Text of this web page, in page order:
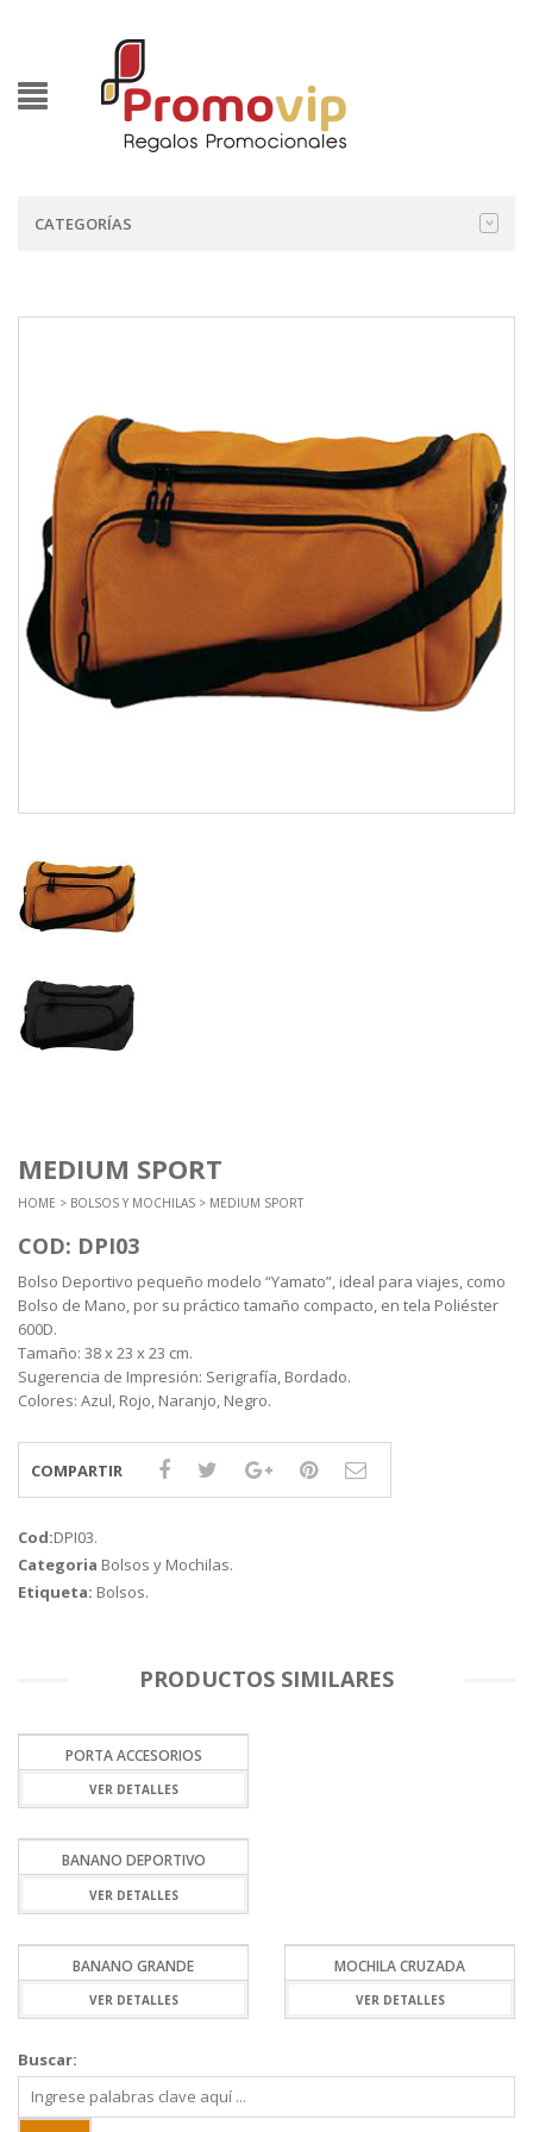
CATEGORÍAS
MEDIUM SPORT
HOME > BOLSOS Y MOCHILAS > MEDIUM SPORT
COD: DPI03
Bolso Deportivo pequeño modelo “Yamato”, ideal para viajes, como
Bolso de Mano, por su práctico tamaño compacto, en tela Poliéster
600D.
Tamaño: 38 x 23 x 23 cm.
Sugerencia de Impresión: Serigrafía, Bordado.
Colores: Azul, Rojo, Naranjo, Negro.
COMPARTIR
Cod:DPI03.
Categoria Bolsos y Mochilas.
Etiqueta: Bolsos.
PRODUCTOS SIMILARES
PORTA ACCESORIOS
VER DETALLES
BANANO DEPORTIVO
VER DETALLES
BANANO GRANDE
VER DETALLES
MOCHILA CRUZADA
VER DETALLES
Buscar: